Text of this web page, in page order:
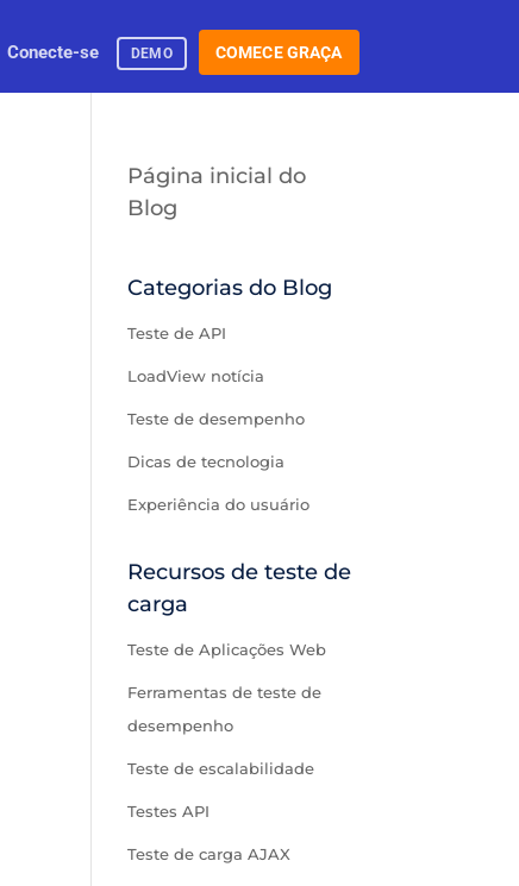
Conecte-se DEMO COMECE GRAÇA
Página inicial do
Blog
Categorias do Blog
Teste de API
LoadView notícia
Teste de desempenho
Dicas de tecnologia
Experiência do usuário
Recursos de teste de
carga
Teste de Aplicações Web
Ferramentas de teste de
desempenho
Teste de escalabilidade
Testes API
Teste de carga AJAX